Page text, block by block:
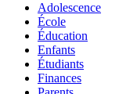
Adolescence
École
Éducation
Enfants
Étudiants
Finances